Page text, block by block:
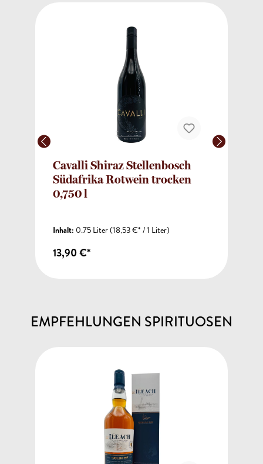
Cavalli Shiraz Stellenbosch
Südafrika Rotwein trocken
0,750 l
Inhalt: 0.75 Liter(18,53 €* / 1 Liter)
13,90 €*
EMPFEHLUNGEN SPIRITUOSEN